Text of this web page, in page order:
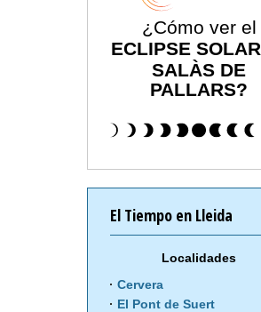
¿Cómo ver el
ECLIPSE SOLAR
SALÀS DE
PALLARS?
El Tiempo en Lleida
Localidades
Cervera
El Pont de Suert